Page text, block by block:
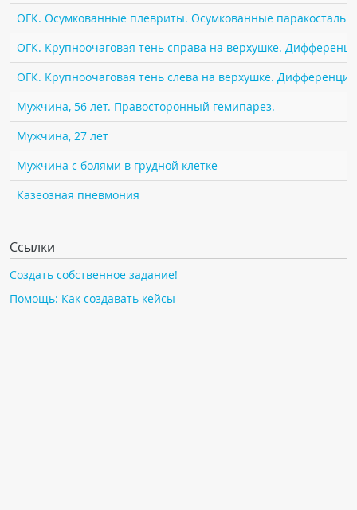
ПОМОЩЬ
ОГК. Осумкованные плевриты. Осумкованные
ОГК. Крупноочаговая тень справа на верхушке.
ОГК. Крупноочаговая тень слева на верхушке.
Мужчина, 56 лет. Правосторонный гемипарез.
Мужчина, 27 лет
Мужчина с болями в грудной клетке
Казеозная пневмония
Ссылки
Создать собственное задание!
Помощь: Как создавать кейсы